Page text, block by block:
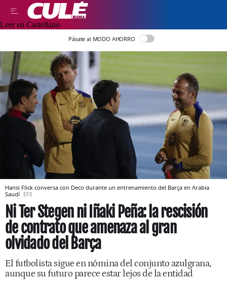
Leer en Castellano
Pásate al MODO AHORRO
Hansi Flick conversa con Deco durante un entrenamiento del Barça en Arabia
Saudí EFE
Ni Ter Stegen ni Iñaki Peña: la rescisión
de contrato que amenaza al gran
olvidado del Barça
El futbolista sigue en nómina del conjunto azulgrana,
aunque su futuro parece estar lejos de la entidad